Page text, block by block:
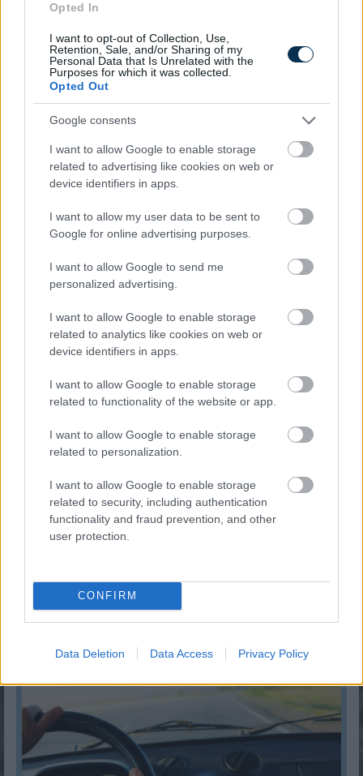
Opted In
I want to opt-out of Collection, Use,
Retention, Sale, and/or Sharing of my
Personal Data that Is Unrelated with the
Purposes for which it was collected.
Opted Out
Google consents
I want to allow Google to enable storage
related to advertising like cookies on web or
device identifiers in apps.
I want to allow my user data to be sent to
Google for online advertising purposes.
I want to allow Google to send me
personalized advertising.
I want to allow Google to enable storage
related to analytics like cookies on web or
device identifiers in apps.
I want to allow Google to enable storage
related to functionality of the website or app.
I want to allow Google to enable storage
related to personalization.
I want to allow Google to enable storage
related to security, including authentication
functionality and fraud prevention, and other
user protection.
CONFIRM
Data Deletion Data Access Privacy Policy
És ezeket kiszámoltad már?
Mekkora állami nyugdíjra számíthatok?
KISZÁMOLOM!
Fix számokkal lottózol? Most megtudhatod, nyertél
volna-e valaha!
KISZÁMOLOM!